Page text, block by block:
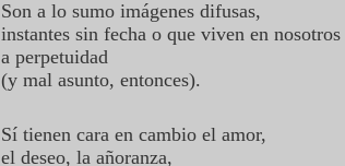
Son a lo sumo imágenes difusas,
instantes sin fecha o que viven en nosotros
a perpetuidad
(y mal asunto, entonces).
Sí tienen cara en cambio el amor,
el deseo, la añoranza,